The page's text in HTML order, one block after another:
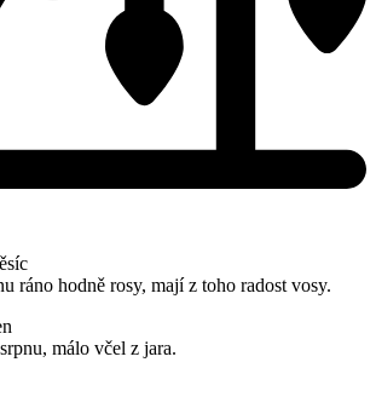
ráno hodně rosy, mají z toho radost vosy.
málo včel z jara.